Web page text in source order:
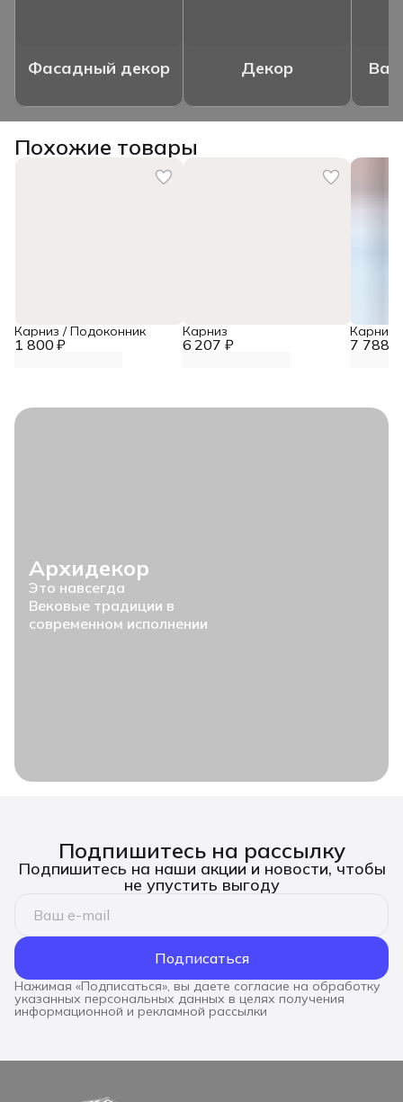
Фасадный декор Декор
Похожие товары
1 800 ₽
Карниз / Подоконник
6 207 ₽
Карниз
7 788 ₽
Карниз
Архидекор
Это навсегда
Вековые традиции в
современном исполнении
Подпишитесь на рассылку
Подпишитесь на наши акции и новости, чтобы
не упустить выгоду
Подписаться
Нажимая «Подписаться», вы даете согласие на обработку
указанных персональных данных в целях получения
информационной и рекламной рассылки